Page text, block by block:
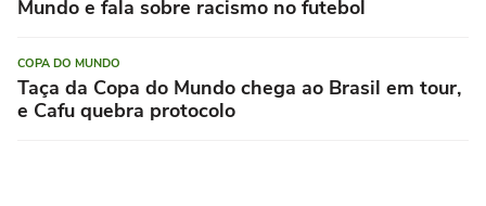
Mundo e fala sobre racismo no futebol
COPA DO MUNDO
Taça da Copa do Mundo chega ao Brasil em tour,
e Cafu quebra protocolo